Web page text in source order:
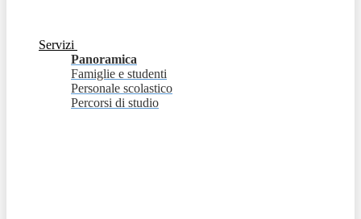
Servizi
Panoramica
Famiglie e studenti
Personale scolastico
Percorsi di studio